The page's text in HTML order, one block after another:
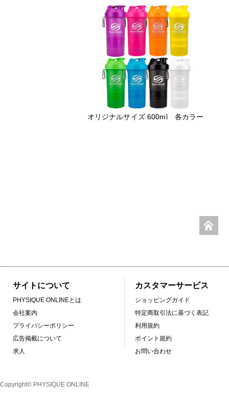
オリジナルサイズ 600ml 各カラー
サイトについて
PHYSIQUE ONLINEとは
会社案内
プライバシーポリシー
広告掲載について
求人
カスタマーサービス
ショッピングガイド
特定商取引法に基づく表記
利用規約
ポイント規約
お問い合わせ
Copyright© PHYSIQUE ONLINE